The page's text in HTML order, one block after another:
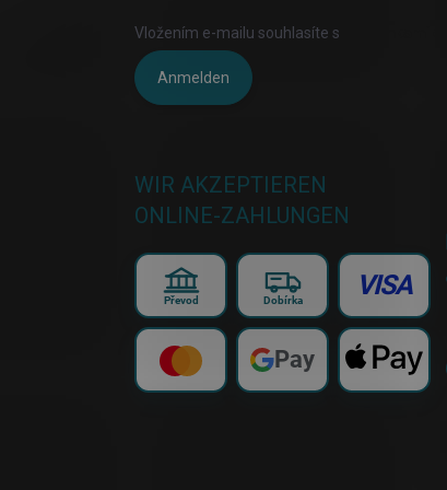
Vložením e-mailu souhlasíte s
Anmelden
WIR AKZEPTIEREN
ONLINE-ZAHLUNGEN
Převod Dobírka VISA
Pay